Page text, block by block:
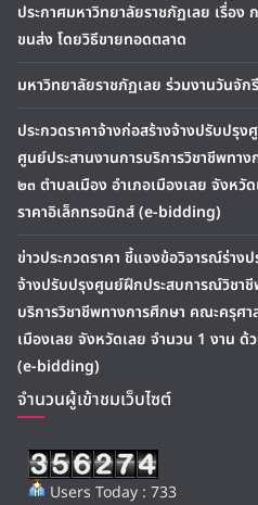
ประกาศมหาวิทยาลัยราชภัฏเลย เรื่อ
ขนส่ง โดยวิธีขายทอดตลาด
มหาวิทยาลัยราชภัฏเลย ร่วมงานวันจั
ประกวดราคาจ้างก่อสร้างจ้างปรับปรุ
ศูนย์ประสานงานการบริการวิชาชีพทา
๒๓ ตำบลเมือง อำเภอเมืองเลย จังหวั
ราคาอิเล็กทรอนิกส์ (e-bidding)
ข่าวประกวดราคา ชี้แจงข้อวิจารณ์ร่างป
จ้างปรับปรุงศูนย์ฝึกประสบการณ์วิชา
บริการวิชาชีพทางการศึกษา คณะครุศา
เมืองเลย จังหวัดเลย จำนวน 1 งาน ด้
(e-bidding)
จำนวนผู้เข้าชมเว็บไซต์
Users Today : 733